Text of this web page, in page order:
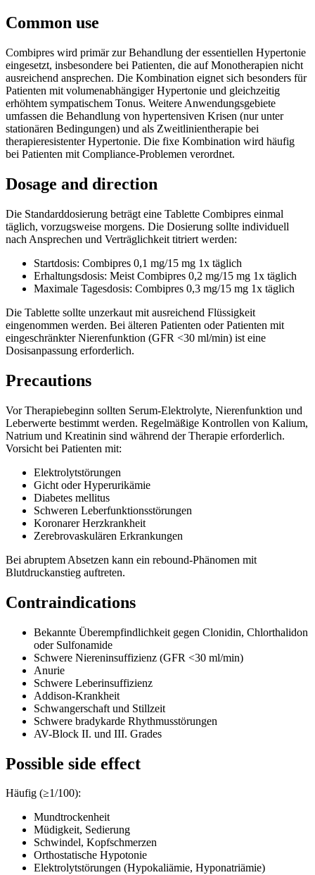
Common use
Combipres wird primär zur Behandlung der essentiellen Hypertonie
eingesetzt, insbesondere bei Patienten, die auf Monotherapien nicht
ausreichend ansprechen. Die Kombination eignet sich besonders für
Patienten mit volumenabhängiger Hypertonie und gleichzeitig
erhöhtem sympatischem Tonus. Weitere Anwendungsgebiete
umfassen die Behandlung von hypertensiven Krisen (nur unter
stationären Bedingungen) und als Zweitlinientherapie bei
therapieresistenter Hypertonie. Die fixe Kombination wird häufig
bei Patienten mit Compliance-Problemen verordnet.
Dosage and direction
Die Standarddosierung beträgt eine Tablette Combipres einmal
täglich, vorzugsweise morgens. Die Dosierung sollte individuell
nach Ansprechen und Verträglichkeit titriert werden:
Startdosis: Combipres 0,1 mg/15 mg 1x täglich
Erhaltungsdosis: Meist Combipres 0,2 mg/15 mg 1x täglich
Maximale Tagesdosis: Combipres 0,3 mg/15 mg 1x täglich
Die Tablette sollte unzerkaut mit ausreichend Flüssigkeit
eingenommen werden. Bei älteren Patienten oder Patienten mit
eingeschränkter Nierenfunktion (GFR <30 ml/min) ist eine
Dosisanpassung erforderlich.
Precautions
Vor Therapiebeginn sollten Serum-Elektrolyte, Nierenfunktion und
Leberwerte bestimmt werden. Regelmäßige Kontrollen von Kalium,
Natrium und Kreatinin sind während der Therapie erforderlich.
Vorsicht bei Patienten mit:
Elektrolytstörungen
Gicht oder Hyperurikämie
Diabetes mellitus
Schweren Leberfunktionsstörungen
Koronarer Herzkrankheit
Zerebrovaskulären Erkrankungen
Bei abruptem Absetzen kann ein rebound-Phänomen mit
Blutdruckanstieg auftreten.
Contraindications
Bekannte Überempfindlichkeit gegen Clonidin, Chlorthalidon
oder Sulfonamide
Schwere Niereninsuffizienz (GFR <30 ml/min)
Anurie
Schwere Leberinsuffizienz
Addison-Krankheit
Schwangerschaft und Stillzeit
Schwere bradykarde Rhythmusstörungen
AV-Block II. und III. Grades
Possible side effect
Häufig (≥1/100):
Mundtrockenheit
Müdigkeit, Sedierung
Schwindel, Kopfschmerzen
Orthostatische Hypotonie
Elektrolytstörungen (Hypokaliämie, Hyponatriämie)